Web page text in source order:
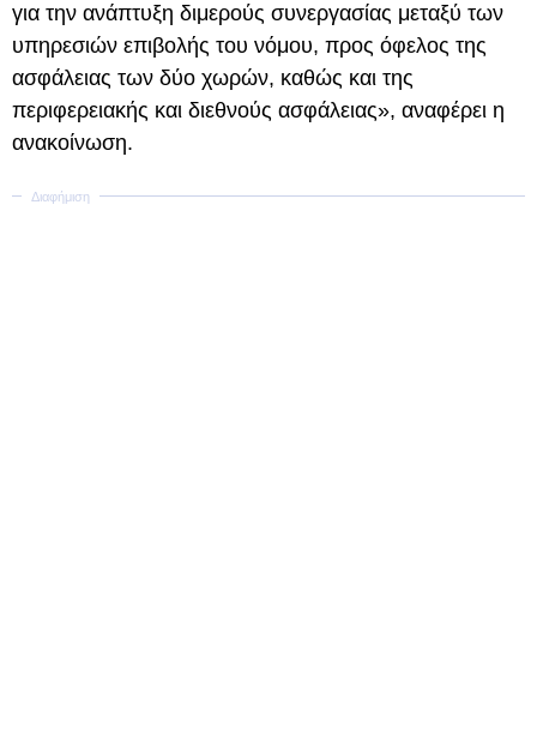
για την ανάπτυξη διμερούς συνεργασίας μεταξύ των
υπηρεσιών επιβολής του νόμου, προς όφελος της
ασφάλειας των δύο χωρών, καθώς και της
περιφερειακής και διεθνούς ασφάλειας», αναφέρει η
ανακοίνωση.